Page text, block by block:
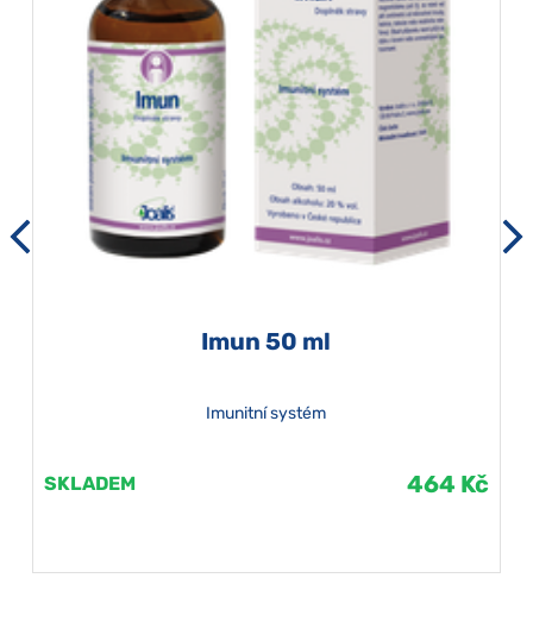
Imun 50 ml
Imunitní systém
SKLADEM 464 Kč